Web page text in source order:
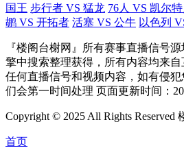
国王 步行者 VS 猛龙 76人 VS 凯尔特
鹕 VS 开拓者 活塞 VS 公牛 以色列
『楼阁台榭网』所有赛事直播信号
擎中搜索整理获得，所有内容均来
任何直播信号和视频内容，如有侵
们会第一时间处理 页面更新时间：
Copyright © 2025 All Rights Reserved
首页